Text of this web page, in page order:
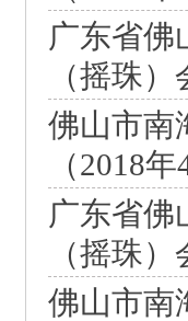
广东省佛
（摇珠
佛山市南
（2018
广东省佛
（摇珠
佛山市南